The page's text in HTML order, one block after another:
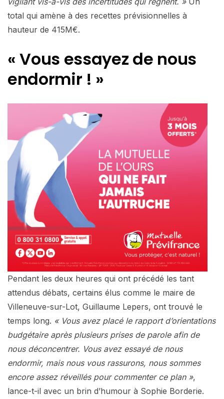
total qui amène à des recettes prévisionnelles à
hauteur de 415M€.
« Vous essayez de nous
endormir ! »
Pendant les deux heures qui ont précédé les tant
attendus débats, certains élus comme le maire de
Villeneuve-sur-Lot, Guillaume Lepers, ont trouvé le
temps long. « Vous avez placé le rapport d’orientations
budgétaire après plusieurs prises de parole afin de
nous déconcentrer. Vous avez essayé de nous
endormir, mais nous vous rassurons, nous sommes
encore assez réveillés pour commenter ce plan »,
lance-t-il avec un brin d’humour à Sophie Borderie.